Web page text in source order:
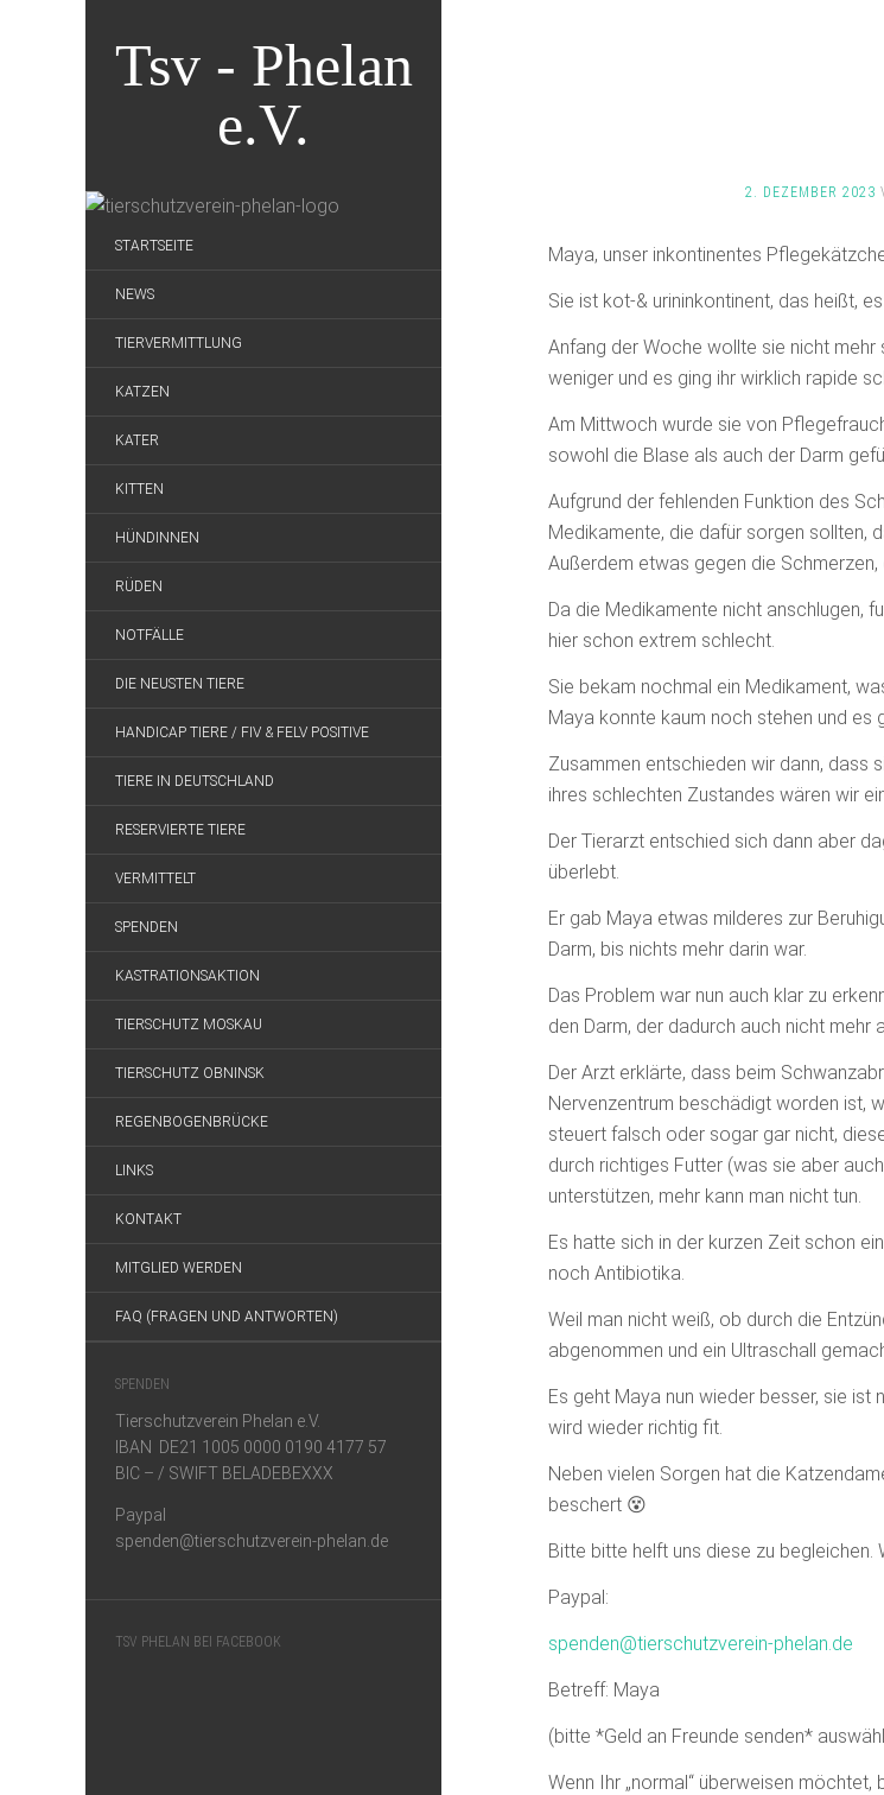
Tsv - Phelan
e.V.
STARTSEITE
NEWS
TIERVERMITTLUNG
KATZEN
KATER
KITTEN
HÜNDINNEN
RÜDEN
NOTFÄLLE
DIE NEUSTEN TIERE
HANDICAP TIERE / FIV & FELV POSITIVE
TIERE IN DEUTSCHLAND
RESERVIERTE TIERE
VERMITTELT
SPENDEN
KASTRATIONSAKTION
TIERSCHUTZ MOSKAU
TIERSCHUTZ OBNINSK
REGENBOGENBRÜCKE
LINKS
KONTAKT
MITGLIED WERDEN
FAQ (FRAGEN UND ANTWORTEN)
SPENDEN
Tierschutzverein Phelan e.V.
IBAN DE21 1005 0000 0190 4177 57
BIC – / SWIFT BELADEBEXXX
Paypal
spenden@tierschutzverein-phelan.de
TSV PHELAN BEI FACEBOOK
2. DEZEMBER 2023
Maya, unser inkontinentes
Sie ist kot-& urininkontinent, das heißt,
Anfang der Woche wollte sie nicht
weniger und es ging ihr wirklich rapide
Am Mittwoch wurde sie von
sowohl die Blase als auch der Darm
Aufgrund der fehlenden Funktion des
Medikamente, die dafür sorgen sollten,
Außerdem etwas gegen die
Da die Medikamente nicht anschlugen,
hier schon extrem schlecht.
Sie bekam nochmal ein Medikament,
Maya konnte kaum noch stehen und es
Zusammen entschieden wir dann, dass
ihres schlechten Zustandes wären wir
Der Tierarzt entschied sich dann aber
überlebt.
Er gab Maya etwas milderes zur
Darm, bis nichts mehr darin war.
Das Problem war nun auch klar zu
den Darm, der dadurch auch nicht mehr
Der Arzt erklärte, dass beim
Nervenzentrum beschädigt worden ist,
steuert falsch oder sogar gar nicht,
durch richtiges Futter (was sie aber
unterstützen, mehr kann man nicht tun.
Es hatte sich in der kurzen Zeit schon
noch Antibiotika.
Weil man nicht weiß, ob durch die
abgenommen und ein Ultraschall
Es geht Maya nun wieder besser, sie
wird wieder richtig fit.
Neben vielen Sorgen hat die
beschert 😵
Bitte bitte helft uns diese zu
Paypal:
spenden@tierschutzverein-phelan.de
Betreff: Maya
(bitte *Geld an Freunde senden*
Wenn Ihr „normal“ überweisen